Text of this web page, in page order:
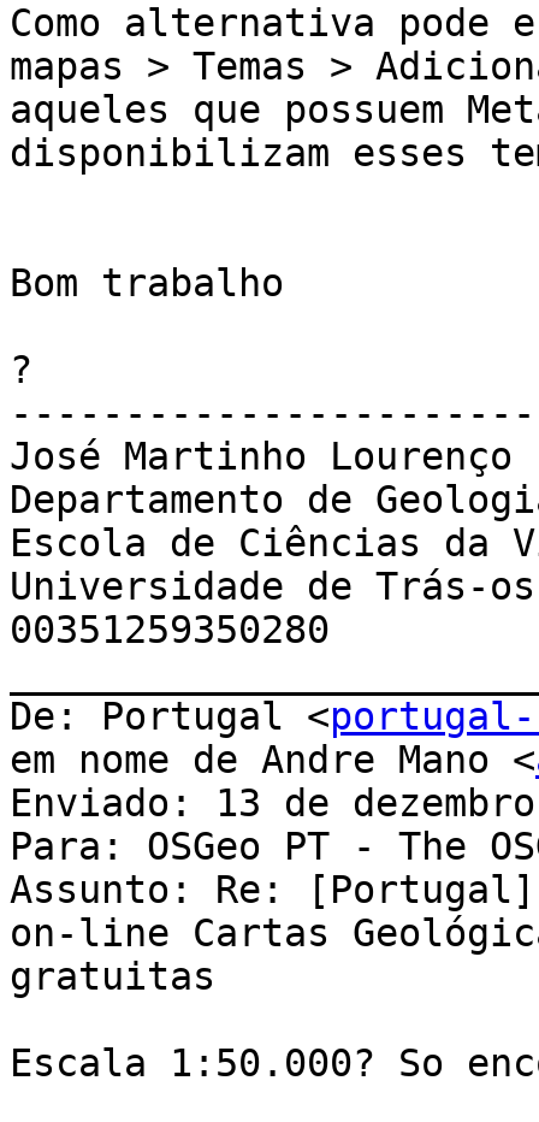
Como alternativa pode
mapas > Temas >
aqueles que possuem
disponibilizam esses
Bom trabalho
?
José Martinho Lourenço
Departamento de
Escola de Ciências da
Universidade de Trás-
00351259350280
De: Portugal <
em nome de Andre Mano <
Enviado: 13 de
Para: OSGeo PT - The
Assunto: Re:
on-line Cartas
gratuitas
Escala 1:50.000? So